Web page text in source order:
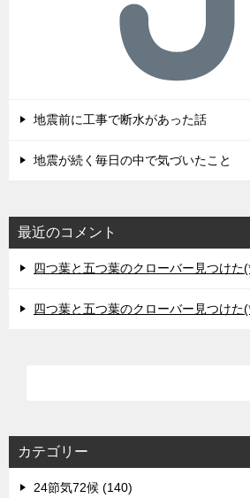
地震前に工事で断水があった話
地震が続く毎日の中で気づいたこと
最近のコメント
四つ葉と五つ葉のクローバー見つけた
四つ葉と五つ葉のクローバー見つけた
カテゴリー
24節気72候 (140)